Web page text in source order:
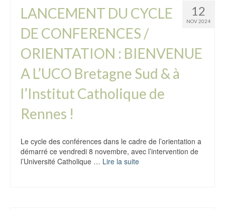
12
NOV 2024
LANCEMENT DU CYCLE
DE CONFERENCES /
ORIENTATION : BIENVENUE
A L’UCO Bretagne Sud & à
l’Institut Catholique de
Rennes !
Le cycle des conférences dans le cadre de l’orientation a
démarré ce vendredi 8 novembre, avec l’intervention de
l’Université Catholique … Lire la suite